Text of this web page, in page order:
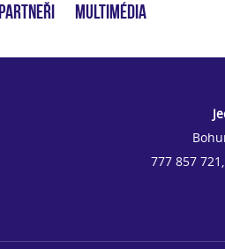
PARTNEŘI MULTIMÉDIA
777 857